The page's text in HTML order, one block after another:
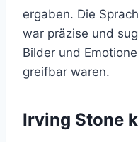
ergaben. Die
war präzise und
Bilder und
greifbar waren.
Irving Stone